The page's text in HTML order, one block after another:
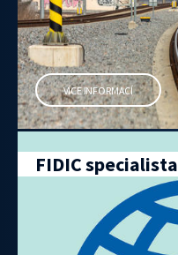
VÍCE INFORMACÍ
FIDIC specialista